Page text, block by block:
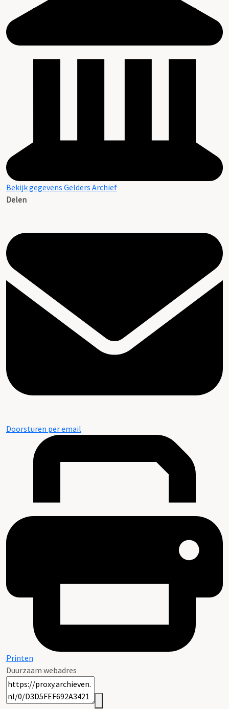
Bekijk gegevens Gelders Archief
Delen
Doorsturen per email
Printen
Duurzaam webadres